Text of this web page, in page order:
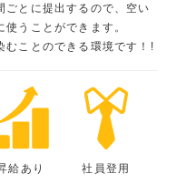
ごとに提出するので、空い
うことができます。
むことのできる環境です！!
給あり 社員登用